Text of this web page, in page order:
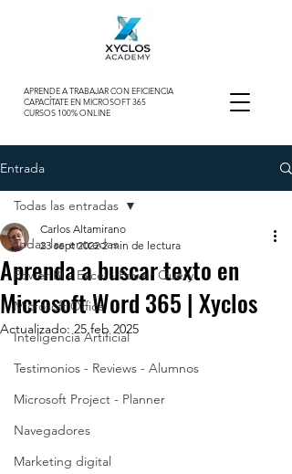
APRENDE A TRABAJAR CON EFICIENCIA
CAPACÍTATE EN MICROSOFT 365
CURSOS 100% ONLINE
Entrada
Todas las entradas
Power BI - Excel - Power Query
Microsoft Office
Inteligencia Artificial
Testimonios - Reviews - Alumnos
Microsoft Project - Planner
Navegadores
Marketing digital
Todas las entradas
Aprenda a buscar texto en
Microsoft Word 365 | Xyclos
Carlos Altamirano
23 sept 2022 2 min de lectura
Actualizado:25 feb 2025